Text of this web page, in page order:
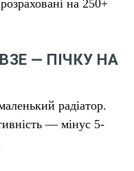
на 250+
— ПІЧКУ НА
радіатор.
— мінус 5-